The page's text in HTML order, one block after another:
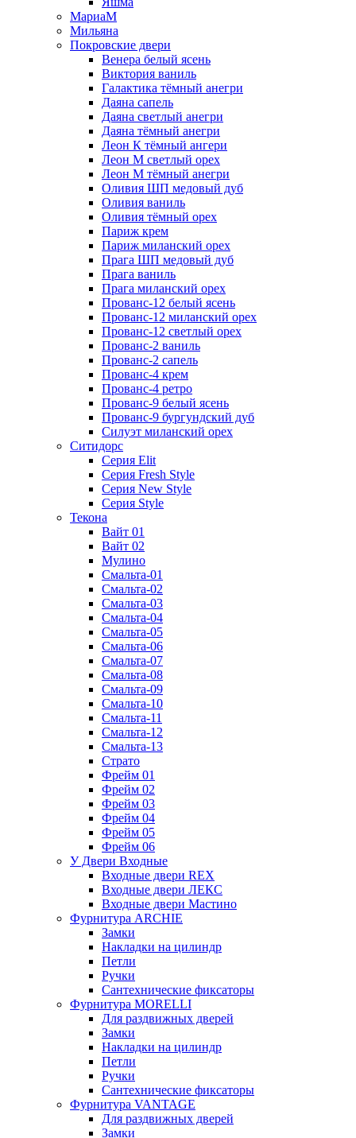
МариаМ
Мильяна
Покровские двери
Венера белый ясень
Виктория ваниль
Галактика тёмный анегри
Даяна сапель
Даяна светлый анегри
Даяна тёмный анегри
Леон К тёмный ангери
Леон М светлый орех
Леон М тёмный анегри
Оливия ШП медовый дуб
Оливия ваниль
Оливия тёмный орех
Париж крем
Париж миланский орех
Прага ШП медовый дуб
Прага ваниль
Прага миланский орех
Прованс-12 белый ясень
Прованс-12 миланский орех
Прованс-12 светлый орех
Прованс-2 ваниль
Прованс-2 сапель
Прованс-4 крем
Прованс-4 ретро
Прованс-9 белый ясень
Прованс-9 бургундский дуб
Силуэт миланский орех
Ситидорс
Серия Elit
Серия Fresh Style
Серия New Style
Серия Style
Текона
Вайт 01
Вайт 02
Мулино
Смальта-01
Смальта-02
Смальта-03
Смальта-04
Смальта-05
Смальта-06
Смальта-07
Смальта-08
Смальта-09
Смальта-10
Смальта-11
Смальта-12
Смальта-13
Страто
Фрейм 01
Фрейм 02
Фрейм 03
Фрейм 04
Фрейм 05
Фрейм 06
У Двери Входные
Входные двери REX
Входные двери ЛЕКС
Входные двери Мастино
Фурнитура ARCHIE
Замки
Накладки на цилиндр
Петли
Ручки
Сантехнические фиксаторы
Фурнитура MORELLI
Для раздвижных дверей
Замки
Накладки на цилиндр
Петли
Ручки
Сантехнические фиксаторы
Фурнитура VANTAGE
Для раздвижных дверей
Замки